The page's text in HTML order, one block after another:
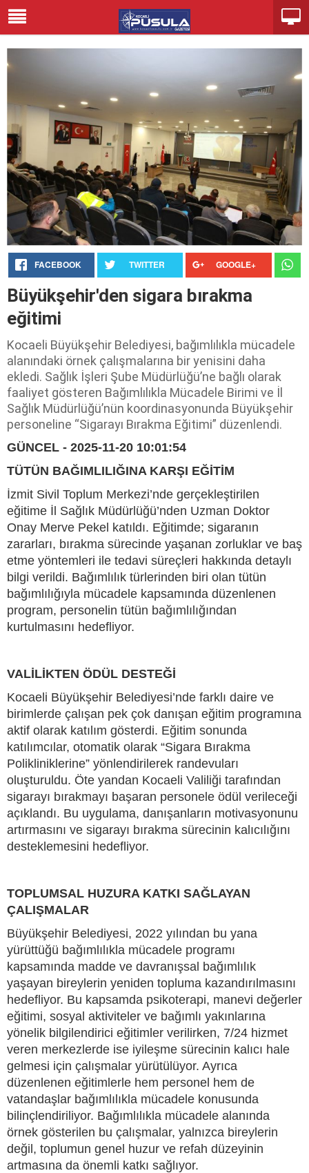
FACEBOOK TWITTER GOOGLE+
Büyükşehir'den sigara bırakma
eğitimi
Kocaeli Büyükşehir Belediyesi, bağımlılıkla mücadele
alanındaki örnek çalışmalarına bir yenisini daha
ekledi. Sağlık İşleri Şube Müdürlüğü’ne bağlı olarak
faaliyet gösteren Bağımlılıkla Mücadele Birimi ve İl
Sağlık Müdürlüğü’nün koordinasyonunda Büyükşehir
personeline “Sigarayı Bırakma Eğitimi” düzenlendi.
GÜNCEL - 2025-11-20 10:01:54
TÜTÜN BAĞIMLILIĞINA KARŞI EĞİTİM
İzmit Sivil Toplum Merkezi’nde gerçekleştirilen
eğitime İl Sağlık Müdürlüğü’nden Uzman Doktor
Onay Merve Pekel katıldı. Eğitimde; sigaranın
zararları, bırakma sürecinde yaşanan zorluklar ve baş
etme yöntemleri ile tedavi süreçleri hakkında detaylı
bilgi verildi. Bağımlılık türlerinden biri olan tütün
bağımlılığıyla mücadele kapsamında düzenlenen
program, personelin tütün bağımlılığından
kurtulmasını hedefliyor.
VALİLİKTEN ÖDÜL DESTEĞİ
Kocaeli Büyükşehir Belediyesi’nde farklı daire ve
birimlerde çalışan pek çok danışan eğitim programına
aktif olarak katılım gösterdi. Eğitim sonunda
katılımcılar, otomatik olarak “Sigara Bırakma
Polikliniklerine” yönlendirilerek randevuları
oluşturuldu. Öte yandan Kocaeli Valiliği tarafından
sigarayı bırakmayı başaran personele ödül verileceği
açıklandı. Bu uygulama, danışanların motivasyonunu
artırmasını ve sigarayı bırakma sürecinin kalıcılığını
desteklemesini hedefliyor.
TOPLUMSAL HUZURA KATKI SAĞLAYAN
ÇALIŞMALAR
Büyükşehir Belediyesi, 2022 yılından bu yana
yürüttüğü bağımlılıkla mücadele programı
kapsamında madde ve davranışsal bağımlılık
yaşayan bireylerin yeniden topluma kazandırılmasını
hedefliyor. Bu kapsamda psikoterapi, manevi değerler
eğitimi, sosyal aktiviteler ve bağımlı yakınlarına
yönelik bilgilendirici eğitimler verilirken, 7/24 hizmet
veren merkezlerde ise iyileşme sürecinin kalıcı hale
gelmesi için çalışmalar yürütülüyor. Ayrıca
düzenlenen eğitimlerle hem personel hem de
vatandaşlar bağımlılıkla mücadele konusunda
bilinçlendiriliyor. Bağımlılıkla mücadele alanında
örnek gösterilen bu çalışmalar, yalnızca bireylerin
değil, toplumun genel huzur ve refah düzeyinin
artmasına da önemli katkı sağlıyor.